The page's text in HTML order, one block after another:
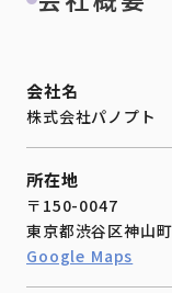
会社名
株式会社パノプト
所在地
〒150-0047
東京都渋谷区神山
Google Maps